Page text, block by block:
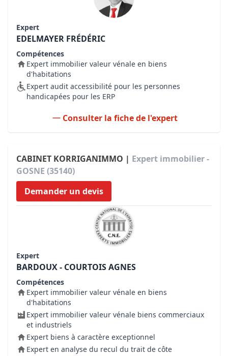
Expert
EDELMAYER FRÉDÉRIC
Compétences
Expert immobilier valeur vénale en biens
d'habitations
Expert audit accessibilité pour les personnes
handicapées pour les ERP
Consulter la fiche de l'expert
CABINET KORRIGANIMMO | Expert immobilier -
GOSNE (35140)
Demander un devis
Expert
BARDOUX - COURTOIS AGNES
Compétences
Expert immobilier valeur vénale en biens
d'habitations
Expert immobilier valeur vénale biens commerciaux
et industriels
Expert biens à caractère exceptionnel
Expert en analyse du recul du trait de côte